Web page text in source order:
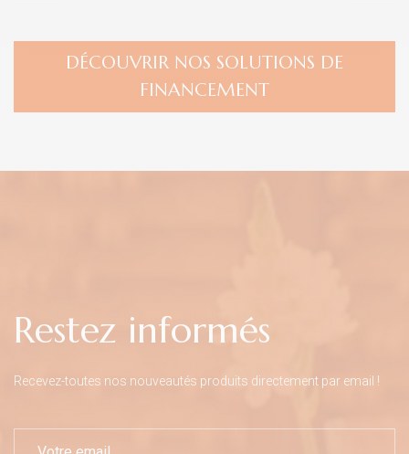
DÉCOUVRIR NOS SOLUTIONS DE
FINANCEMENT
Restez informés
Recevez-toutes nos nouveautés produits directement par email !